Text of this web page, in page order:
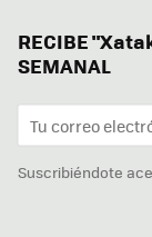
RECIBE
SEMANAL
Suscribiéndote